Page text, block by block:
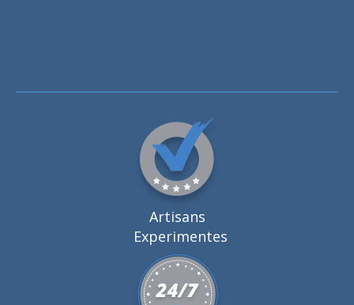
Artisans
Experimentes